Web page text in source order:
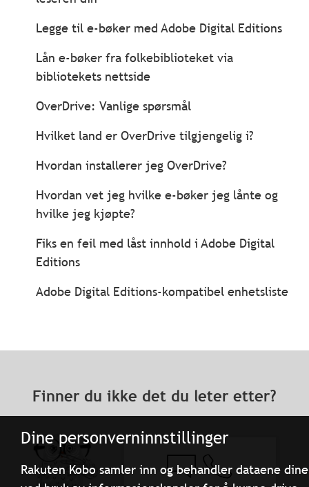
Dine personverninnstillinger
Rakuten Kobo samler inn og behandler dataene dine
Legge til e-bøker med Adobe Digital Editions
Lån e-bøker fra folkebiblioteket via
bibliotekets nettside
OverDrive: Vanlige spørsmål
Hvilket land er OverDrive tilgjengelig i?
Hvordan installerer jeg OverDrive?
Hvordan vet jeg hvilke e-bøker jeg lånte og
hvilke jeg kjøpte?
Fiks en feil med låst innhold i Adobe Digital
Editions
Adobe Digital Editions-kompatibel enhetsliste
Finner du ikke det du leter etter?